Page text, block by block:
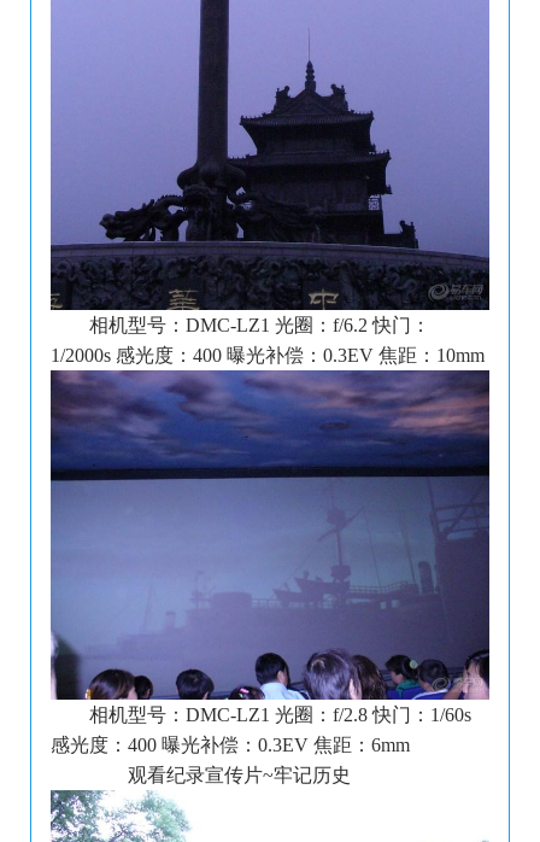
相机型号：DMC-LZ1 光圈：f/6.2 快门：
1/2000s 感光度：400 曝光补偿：0.3EV 焦距：10mm
相机型号：DMC-LZ1 光圈：f/2.8 快门：1/60s
感光度：400 曝光补偿：0.3EV 焦距：6mm
观看纪录宣传片~牢记历史